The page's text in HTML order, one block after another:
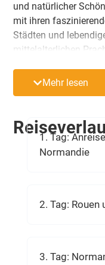
und natürlicher
mit ihren
Städten und
mittelalterlichen
Sie eine vielfältige
Highlights bietet.
Märkte und
Bauwerke, die
verspricht nicht nur
Mehr lesen
1. Tag:
Normandie
2. Tag: Rouen
3. Tag: